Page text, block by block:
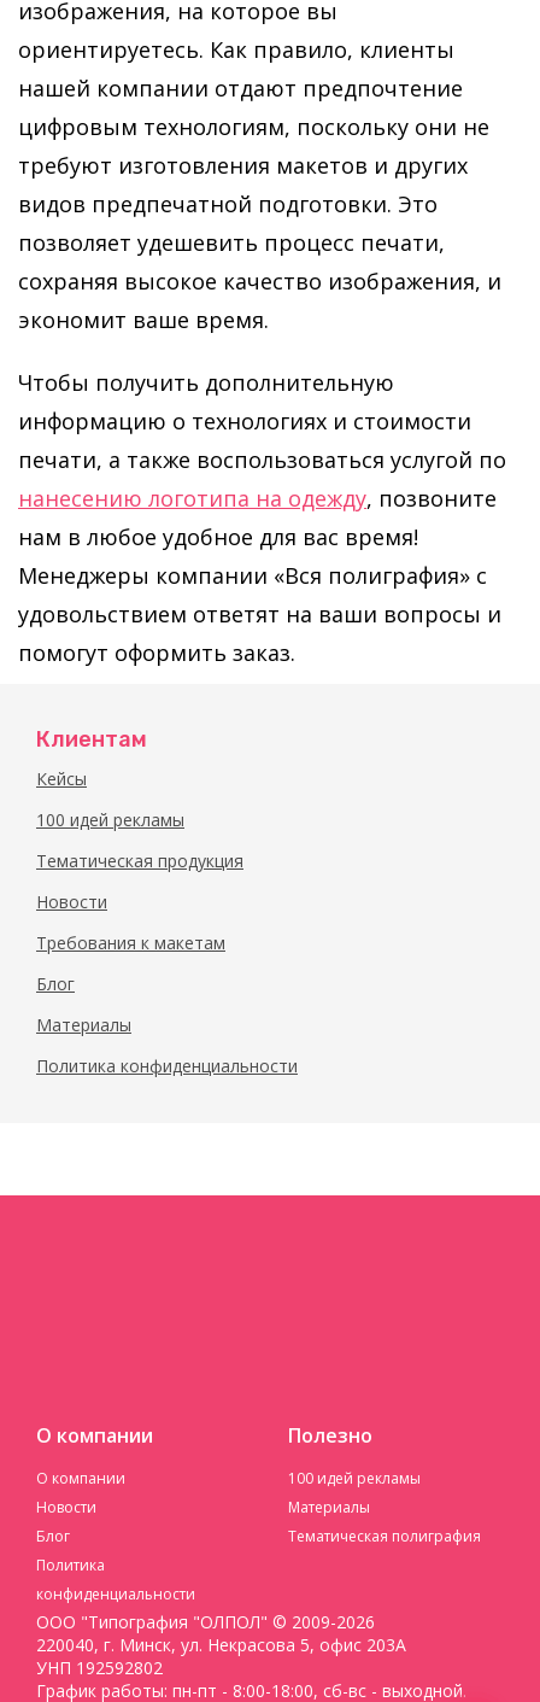
изображения, на которое вы
ориентируетесь. Как правило, клиенты
нашей компании отдают предпочтение
цифровым технологиям, поскольку они не
требуют изготовления макетов и других
видов предпечатной подготовки. Это
позволяет удешевить процесс печати,
сохраняя высокое качество изображения, и
экономит ваше время.
Чтобы получить дополнительную
информацию о технологиях и стоимости
печати, а также воспользоваться услугой по
нанесению логотипа на одежду, позвоните
нам в любое удобное для вас время!
Менеджеры компании «Вся полиграфия» с
удовольствием ответят на ваши вопросы и
помогут оформить заказ.
Клиентам
Кейсы
100 идей рекламы
Тематическая продукция
Новости
Требования к макетам
Блог
Материалы
Политика конфиденциальности
О компании
О компании
Новости
Блог
Политика
конфиденциальности
Полезно
100 идей рекламы
Материалы
Тематическая полиграфия
ООО "Типография "ОЛПОЛ" © 2009-2026
220040, г. Минск, ул. Некрасова 5, офис 203А
УНП 192592802
График работы: пн-пт - 8:00-18:00, сб-вс - выходной.